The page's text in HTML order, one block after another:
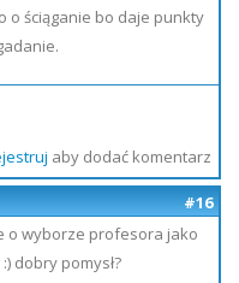
o ściąganie bo daje punkty
aby dodać komentarz
#16
o wyborze profesora jako
dobry pomysł?